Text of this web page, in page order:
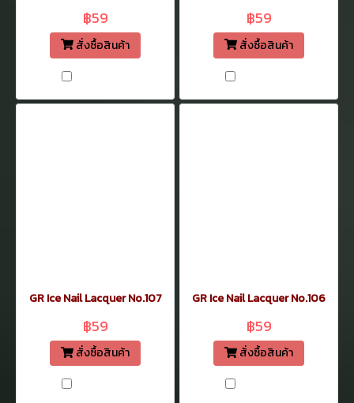
฿59
สั่งซื้อสินค้า
฿59
สั่งซื้อสินค้า
GR Ice Nail Lacquer No.107
฿59
สั่งซื้อสินค้า
GR Ice Nail Lacquer No.106
฿59
สั่งซื้อสินค้า